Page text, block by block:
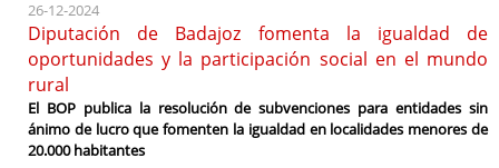
26-12-2024
Diputación de Badajoz fomenta la igualdad de
oportunidades y la participación social en el mundo
rural
El BOP publica la resolución de subvenciones para entidades sin
ánimo de lucro que fomenten la igualdad en localidades menores de
20.000 habitantes